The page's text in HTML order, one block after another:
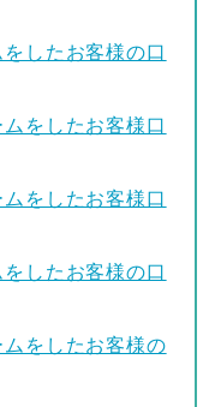
したお客様の口
をしたお客様口
をしたお客様口
したお客様の口
をしたお客様の